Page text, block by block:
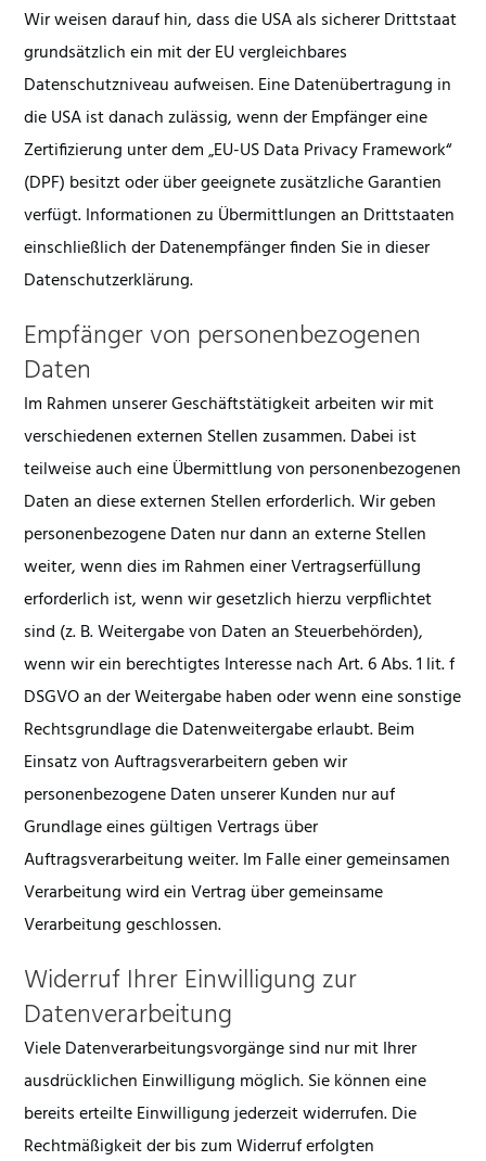
Wir weisen darauf hin, dass die USA als sicherer Drittstaat
grundsätzlich ein mit der EU vergleichbares
Datenschutzniveau aufweisen. Eine Datenübertragung in
die USA ist danach zulässig, wenn der Empfänger eine
Zertifizierung unter dem „EU-US Data Privacy Framework“
(DPF) besitzt oder über geeignete zusätzliche Garantien
verfügt. Informationen zu Übermittlungen an Drittstaaten
einschließlich der Datenempfänger finden Sie in dieser
Datenschutzerklärung.
Empfänger von personenbezogenen
Daten
Im Rahmen unserer Geschäftstätigkeit arbeiten wir mit
verschiedenen externen Stellen zusammen. Dabei ist
teilweise auch eine Übermittlung von personenbezogenen
Daten an diese externen Stellen erforderlich. Wir geben
personenbezogene Daten nur dann an externe Stellen
weiter, wenn dies im Rahmen einer Vertragserfüllung
erforderlich ist, wenn wir gesetzlich hierzu verpflichtet
sind (z. B. Weitergabe von Daten an Steuerbehörden),
wenn wir ein berechtigtes Interesse nach Art. 6 Abs. 1 lit. f
DSGVO an der Weitergabe haben oder wenn eine sonstige
Rechtsgrundlage die Datenweitergabe erlaubt. Beim
Einsatz von Auftragsverarbeitern geben wir
personenbezogene Daten unserer Kunden nur auf
Grundlage eines gültigen Vertrags über
Auftragsverarbeitung weiter. Im Falle einer gemeinsamen
Verarbeitung wird ein Vertrag über gemeinsame
Verarbeitung geschlossen.
Widerruf Ihrer Einwilligung zur
Datenverarbeitung
Viele Datenverarbeitungsvorgänge sind nur mit Ihrer
ausdrücklichen Einwilligung möglich. Sie können eine
bereits erteilte Einwilligung jederzeit widerrufen. Die
Rechtmäßigkeit der bis zum Widerruf erfolgten